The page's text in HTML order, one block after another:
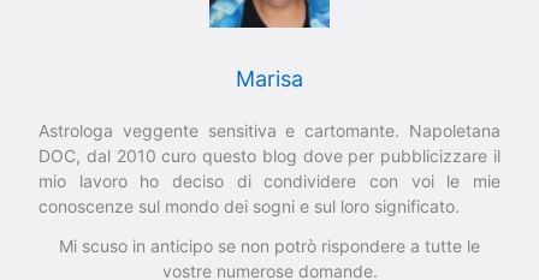
Marisa
Astrologa veggente sensitiva e cartomante. Napoletana
DOC, dal 2010 curo questo blog dove per pubblicizzare il
mio lavoro ho deciso di condividere con voi le mie
conoscenze sul mondo dei sogni e sul loro significato.
Mi scuso in anticipo se non potrò rispondere a tutte le
vostre numerose domande.